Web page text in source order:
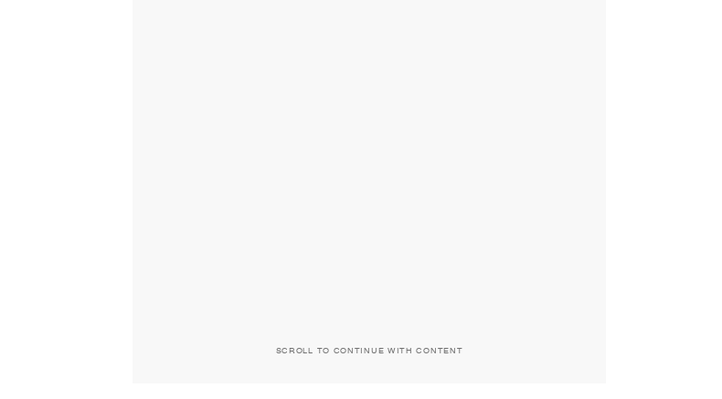
SCROLL TO CONTINUE WITH CONTENT